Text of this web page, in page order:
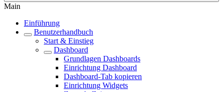
Main
Einführung
Benutzerhandbuch
Start & Einstieg
Dashboard
Grundlagen Dashboards
Einrichtung Dashboard
Dashboard-Tab kopieren
Einrichtung Widgets